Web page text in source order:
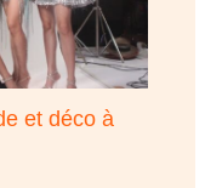
et déco à